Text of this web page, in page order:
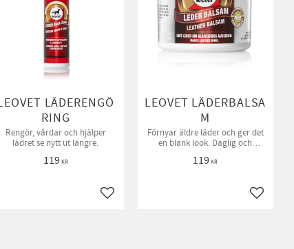
LÄDERENGÖ
RING
Rengör, vårdar och hjälper
lädret se nytt ut längre.
119KR
Lägg till i favoriter
LEOVET LÄDERBALSA
M
Förnyar äldre läder och ger det
en blank look. Daglig och
övermättnad av skinnet.
119KR
Lägg